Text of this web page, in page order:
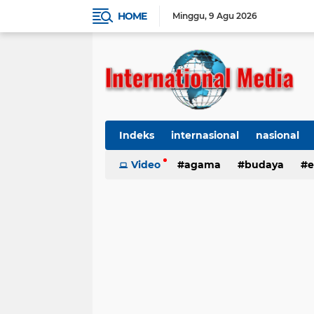
HOME Minggu 9 Agu 2026
Indeks internasional nasional
Ekbis TNI-Polri Organisasi
Video agama budaya